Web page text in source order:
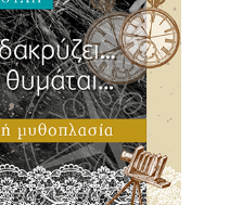
πολύ. Παλιότερα δεν
media,τώρα πια
στα μέσα κοινωνικής
του αγοραστικού
βρίσκω καινούργιες
πολλά ραντεβού με